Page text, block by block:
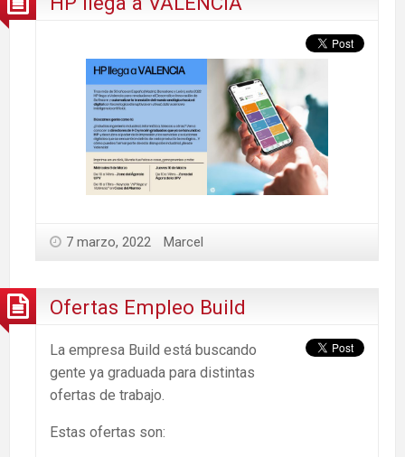
7 marzo, 2022 Marcel
Ofertas Empleo Build
La empresa Build está buscando
gente ya graduada para distintas
ofertas de trabajo.
Estas ofertas son: